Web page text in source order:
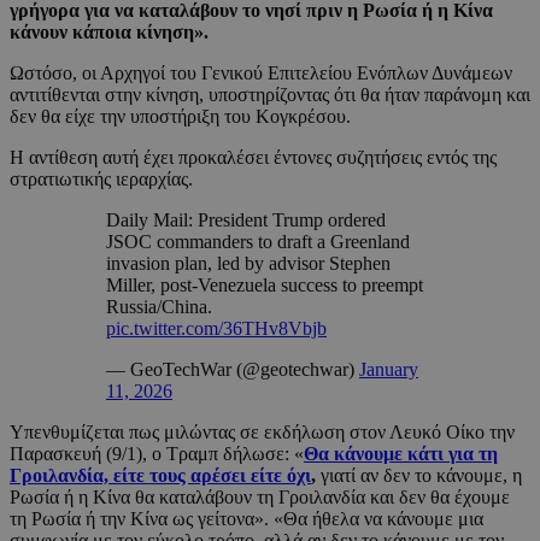
γρήγορα για να καταλάβουν το νησί πριν η Ρωσία ή η Κίνα
κάνουν κάποια κίνηση».
Ωστόσο, οι Αρχηγοί του Γενικού Επιτελείου Ενόπλων Δυνάμεων
αντιτίθενται στην κίνηση, υποστηρίζοντας ότι θα ήταν παράνομη και
δεν θα είχε την υποστήριξη του Κογκρέσου.
Η αντίθεση αυτή έχει προκαλέσει έντονες συζητήσεις εντός της
στρατιωτικής ιεραρχίας.
Daily Mail: President Trump ordered
JSOC commanders to draft a Greenland
invasion plan, led by advisor Stephen
Miller, post-Venezuela success to preempt
Russia/China.
pic.twitter.com/36THv8Vbjb
— GeoTechWar (@geotechwar) January
11, 2026
Υπενθυμίζεται πως μιλώντας σε εκδήλωση στον Λευκό Οίκο την
Παρασκευή (9/1), ο Τραμπ δήλωσε: «Θα κάνουμε κάτι για τη
Γροιλανδία, είτε τους αρέσει είτε όχι, γιατί αν δεν το κάνουμε, η
Ρωσία ή η Κίνα θα καταλάβουν τη Γροιλανδία και δεν θα έχουμε
τη Ρωσία ή την Κίνα ως γείτονα». «Θα ήθελα να κάνουμε μια